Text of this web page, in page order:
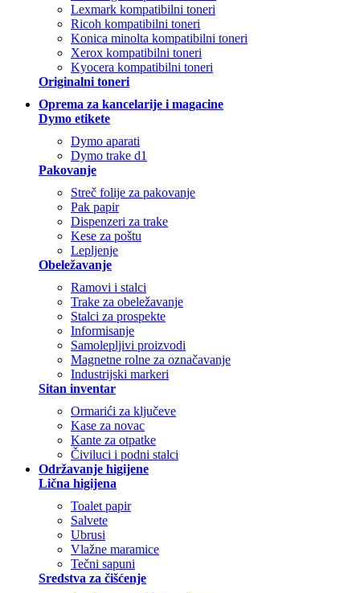
Lexmark kompatibilni toneri
Ricoh kompatibilni toneri
Konica minolta kompatibilni toneri
Xerox kompatibilni toneri
Kyocera kompatibilni toneri
Originalni toneri
Oprema za kancelarije i magacine
Dymo etikete
Dymo aparati
Dymo trake d1
Pakovanje
Streč folije za pakovanje
Pak papir
Dispenzeri za trake
Kese za poštu
Lepljenje
Obeležavanje
Ramovi i stalci
Trake za obeležavanje
Stalci za prospekte
Informisanje
Samolepljivi proizvodi
Magnetne rolne za označavanje
Industrijski markeri
Sitan inventar
Ormarići za ključeve
Kase za novac
Kante za otpatke
Čiviluci i podni stalci
Održavanje higijene
Lična higijena
Toalet papir
Salvete
Ubrusi
Vlažne maramice
Tečni sapuni
Sredstva za čišćenje